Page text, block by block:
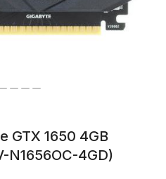
GTX 1650 4GB
N1656OC-4GD)